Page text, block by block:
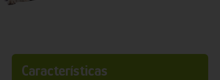
Características